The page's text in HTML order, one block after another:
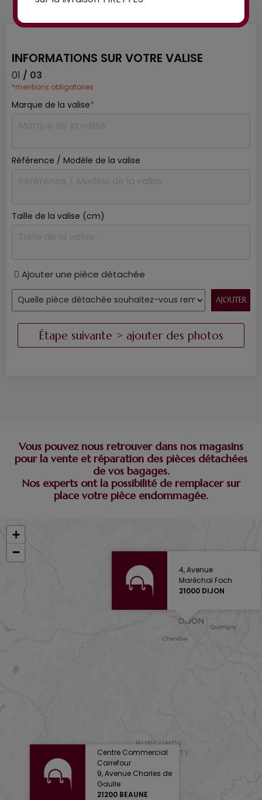
INFORMATIONS SUR VOTRE VALISE
01 / 03
*mentions obligatoires
Marque de la valise*
Référence / Modèle de la valise
Taille de la valise (cm)
Ajouter une pièce détachée
Vous pouvez nous retrouver dans nos magasins
pour la vente et réparation des pièces détachées
de vos bagages.
Nos experts ont la possibilité de remplacer sur
place votre pièce endommagée.
4, Avenue
Maréchal Foch
21000 DIJON
Centre Commercial
Carrefour
9, Avenue Charles de
Gaulle
21200 BEAUNE
+
−